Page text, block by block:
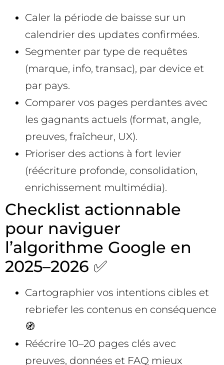
Caler la période de baisse sur un
calendrier des updates confirmées.
Segmenter par type de requêtes
(marque, info, transac), par device et
par pays.
Comparer vos pages perdantes avec
les gagnants actuels (format, angle,
preuves, fraîcheur, UX).
Prioriser des actions à fort levier
(réécriture profonde, consolidation,
enrichissement multimédia).
Checklist actionnable
pour naviguer
l’algorithme Google en
2025–2026 ✅
Cartographier vos intentions cibles et
rebriefer les contenus en conséquence
🧭
Réécrire 10–20 pages clés avec
preuves, données et FAQ mieux